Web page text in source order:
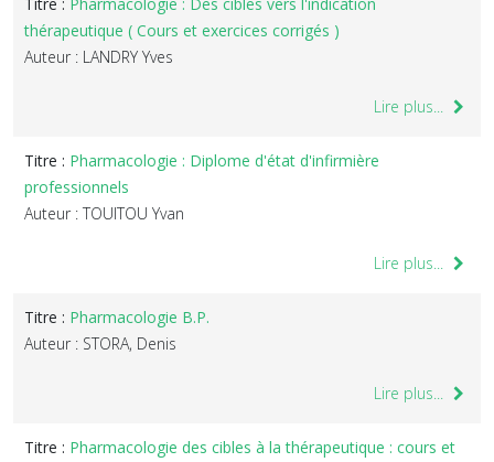
thérapeutique ( Cours et exercices corrigés )
Auteur : LANDRY Yves
Lire plus...
Titre : Pharmacologie : Diplome d'état d'infirmière
professionnels
Auteur : TOUITOU Yvan
Lire plus...
Titre : Pharmacologie B.P.
Auteur : STORA, Denis
Lire plus...
Titre : Pharmacologie des cibles à la thérapeutique : cours et